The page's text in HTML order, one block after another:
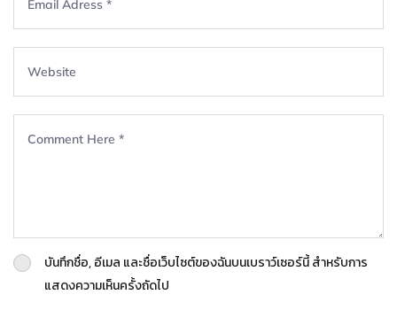
บันทึกชื่อ, อีเมล และชื่อเว็บไซต์ของฉันบนเบราว์เซอร์นี้ สำหรับการ
แสดงความเห็นครั้งถัดไป